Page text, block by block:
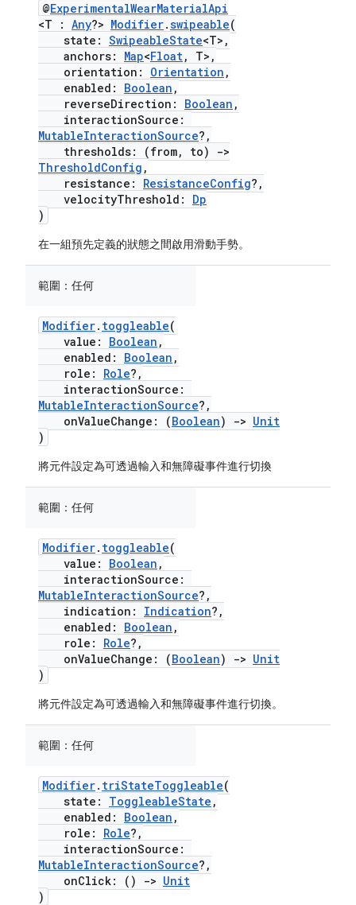
@ExperimentalWearMaterialApi
<T : Any?> Modifier.swipeable(
state: SwipeableState<T>,
anchors: Map<Float, T>,
orientation: Orientation ,
enabled: Boolean ,
reverseDirection: Boolean ,
interactionSource:
MutableInteractionSource?,
thresholds: (from, to)
->
ThresholdConfig ,
resistance: ResistanceConfig?,
velocityThreshold: Dp
)
在一組預先定義的狀態之間啟用滑動手勢。
範圍： 任何
Modifier. toggleable(
value: Boolean ,
enabled: Boolean ,
role: Role?,
interactionSource:
MutableInteractionSource?,
onValueChange: (Boolean) -> Unit
)
將元件設定為可透過輸入和無障礙事件進行切換
範圍： 任何
Modifier. toggleable(
value: Boolean ,
interactionSource:
MutableInteractionSource?,
indication: Indication?,
enabled: Boolean ,
role: Role?,
onValueChange: (Boolean) -> Unit
)
將元件設定為可透過輸入和無障礙事件進行切換。
範圍： 任何
Modifier. triStateToggleable(
state: ToggleableState ,
enabled: Boolean ,
role: Role?,
interactionSource:
MutableInteractionSource?,
onClick: ()
-> Unit
)